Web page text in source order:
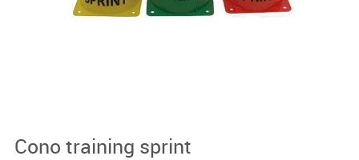
Cono training sprint